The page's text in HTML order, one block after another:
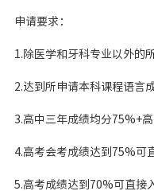
申请要求：
1.除医学和牙科专业以外的
2.达到所申请本科课程语言
3.高中三年成绩均分75%+
4.高考会考成绩达到75%可
5.高考成绩达到70%可直接